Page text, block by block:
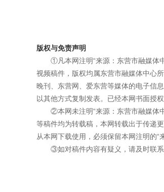
版权与免责声明
①凡本网注明“来源：东营市融媒体
视频稿件，版权均属东营市融媒体中心
晚刊、东营网、爱东营等媒体的电子信
以其他方式复制发表。已经本网书面授
②本网未注明“来源：东营市融媒体
等稿件均为转载稿，本网转载出于传递
从本网下载使用，必须保留本网注明的“
③如对稿件内容有疑义，请及时联